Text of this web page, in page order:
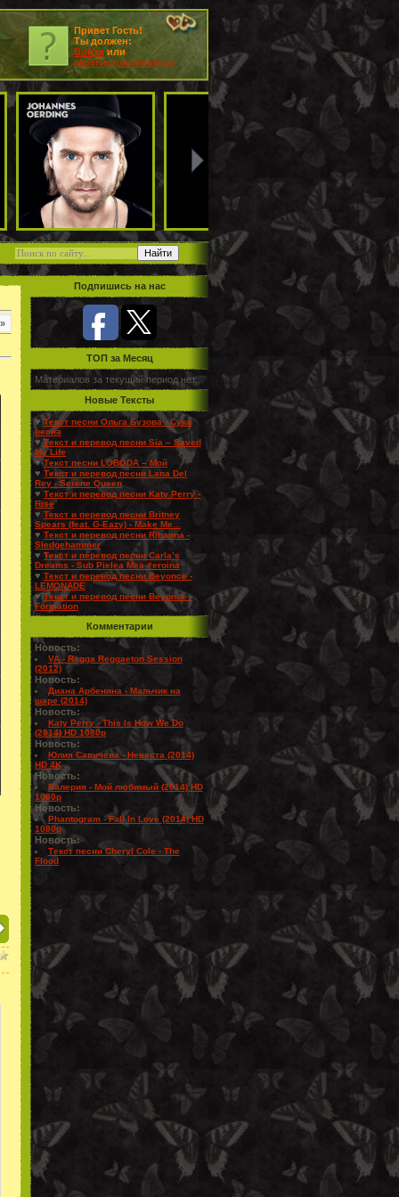
Привет Гость!
Ты должен:
Войти или
зарегистрироваться
»
Подпишись на нас
TOП за Месяц
Материалов за текущий период нет.
Новые Тексты
♥Текст песни Ольга Бузова - Сука
весна
♥Текст и перевод песни Sia – Saved
My Life
♥Текст песни LOBODA – Мой
♥ Текст и перевод песни Lana Del
Rey - Serene Queen
♥ Текст и перевод песни Katy Perry -
Rise
♥ Текст и перевод песни Britney
Spears (feat. G-Eazy) - Make Me...
♥ Текст и перевод песни Rihanna -
Sledgehammer
♥ Текст и перевод песни Carla’s
Dreams - Sub Pielea Mea #eroina
♥ Текст и перевод песни Beyonce -
LEMONADE
♥Текст и перевод песни Beyonce -
Formation
Комментарии
Новость:
VA - Ragga Reggaeton Session
(2012)
Новость:
Диана Арбенина - Мальчик на
шаре (2014)
Новость:
Katy Perry - This Is How We Do
(2014) HD 1080p
Новость:
Юлия Савичева - Невеста (2014)
HD 4K
Новость:
Валерия - Мой любимый (2014) HD
1080p
Новость:
Phantogram - Fall In Love (2014) HD
1080p
Новость:
Текст песни Cheryl Cole - The
Flood